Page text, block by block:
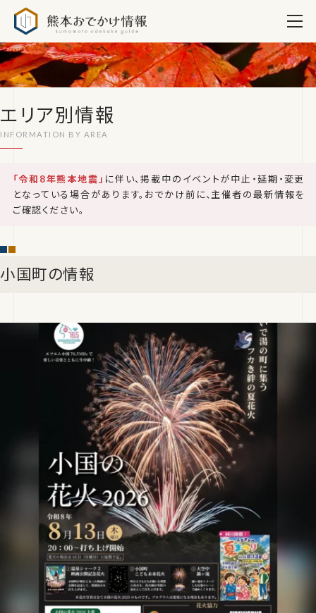
エリア別情報
「令和8年熊本地震」 に伴い、掲載中のイベントが中止・延期・変更
となっている場合があります。おでかけ前に、主催者の最新情報を
ご確認ください。
小国町の情報